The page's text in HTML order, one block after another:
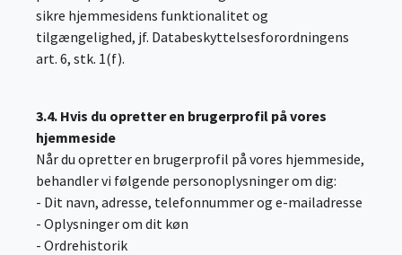
sikre hjemmesidens funktionalitet og
tilgængelighed, jf. Databeskyttelsesforordningens
art. 6, stk. 1(f).
3.4. Hvis du opretter en brugerprofil på vores
hjemmeside
Når du opretter en brugerprofil på vores hjemmeside,
behandler vi følgende personoplysninger om dig:
- Dit navn, adresse, telefonnummer og e-mailadresse
- Oplysninger om dit køn
- Ordrehistorik